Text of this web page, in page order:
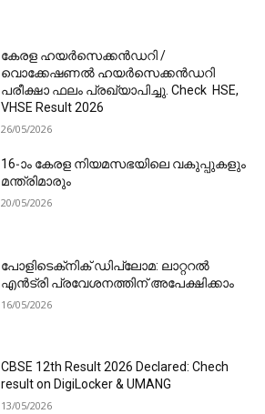
കേരള ഹയർസെക്കൻഡറി /
വൊക്കേഷണൽ ഹയർസെക്കൻഡറി
പരീക്ഷാ ഫലം പ്രഖ്യാപിച്ചു. Check HSE,
VHSE Result 2026
26/05/2026
16-ാം കേരള നിയമസഭയിലെ വകുപ്പുകളും
മന്ത്രിമാരും
20/05/2026
പോളിടെക്‌നിക് ഡിപ്ലോമ: ലാറ്ററൽ
എൻട്രി പ്രവേശനത്തിന് അപേക്ഷിക്കാം
16/05/2026
CBSE 12th Result 2026 Declared: Chech
result on DigiLocker & UMANG
13/05/2026